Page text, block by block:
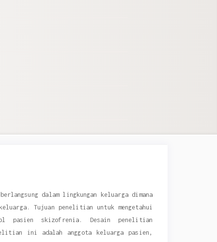
dalam lingkungan keluarga dimana
keluarga. Tujuan penelitian untuk mengetahui
pasien skizofrenia . Desain penelitian
ini adalah anggota keluarga pasien,